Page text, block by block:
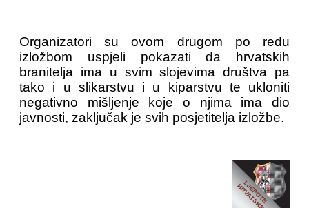
Organizatori su ovom drugom po redu
izložbom uspjeli pokazati da hrvatskih
branitelja ima u svim slojevima društva pa
tako i u slikarstvu i u kiparstvu te ukloniti
negativno mišljenje koje o njima ima dio
javnosti, zaključak je svih posjetitelja izložbe.